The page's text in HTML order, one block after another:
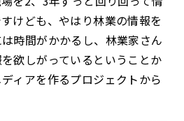
けども、やはり林業の情報を
時間がかかるし、林業家さん
欲しがっているということか
ィアを作るプロジェクトから